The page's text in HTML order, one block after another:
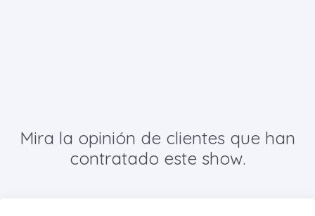
Mira la opinión de clientes que han
contratado este show.